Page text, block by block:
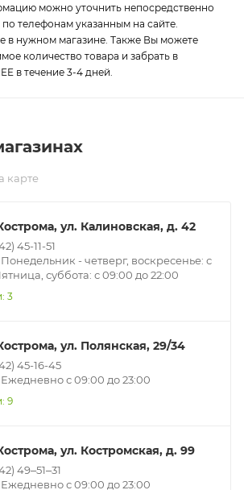
можно уточнить непосредственно
по телефонам указанным на сайте.
в нужном магазине. Также Вы можете
количество товара и забрать в
в течение 3-4 дней.
карте
ул. Калиновская, д. 42
45-11-51
- четверг, воскресенье: с
суббота: с 09:00 до 22:00
3
ул. Полянская, 29/34
45-16-45
с 09:00 до 23:00
9
ул. Костромская, д. 99
49‒51‒31
с 09:00 до 23:00